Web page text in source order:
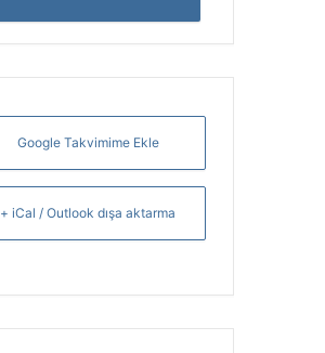
Google Takvimime Ekle
+ iCal / Outlook dışa aktarma